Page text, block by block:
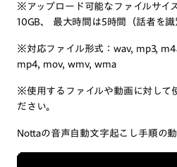
※アップロード可能なファイルサイ
10GB、 最大時間は5時間（話者を識
※対応ファイル形式：wav, mp3,
mp4, mov, wmv, wma
※使用するファイルや動画に対して
ださい。
Nottaの音声自動文字起こし手順の